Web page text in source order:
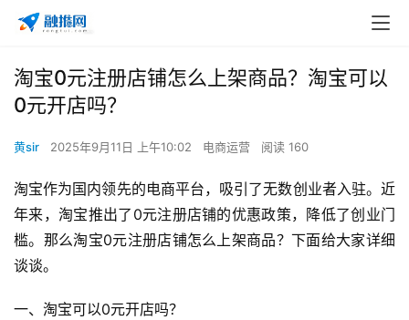
淘宝0元注册店铺怎么上架商品？淘宝可以
0元开店吗？
黄sir 2025年9月11日 上午10:02 电商运营 阅读 160
淘宝作为国内领先的电商平台，吸引了无数创业者入驻。近
年来，淘宝推出了0元注册店铺的优惠政策，降低了创业门
槛。那么淘宝0元注册店铺怎么上架商品？下面给大家详细
谈谈。
一、淘宝可以0元开店吗？